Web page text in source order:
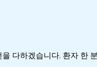
다하겠습니다. 환자 한